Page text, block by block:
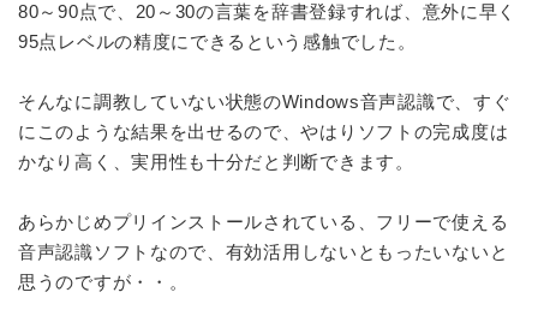
80～90点で、20～30の言葉を辞書登録すれば、意外に早く
95点レベルの精度にできるという感触でした。
そんなに調教していない状態のWindows音声認識で、すぐ
にこのような結果を出せるので、やはりソフトの完成度は
かなり高く、実用性も十分だと判断できます。
あらかじめプリインストールされている、フリーで使える
音声認識ソフトなので、有効活用しないともったいないと
思うのですが・・。